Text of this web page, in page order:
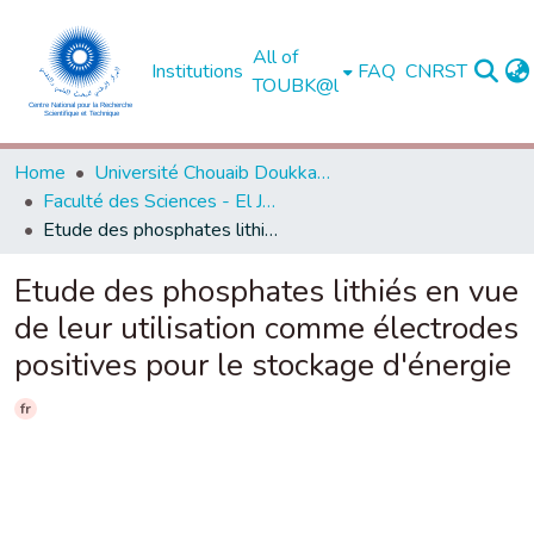
Institutions
All of
TOUBK@l
FAQ CNRST
Home
Université Chouaib Doukkali - El Jadida
Faculté des Sciences - El Jadida
Etude des phosphates lithiés en vue de leur utilisation comme électrodes positives pour le stockage d'énergie
Etude des phosphates lithiés en vue
de leur utilisation comme électrodes
positives pour le stockage d'énergie
fr